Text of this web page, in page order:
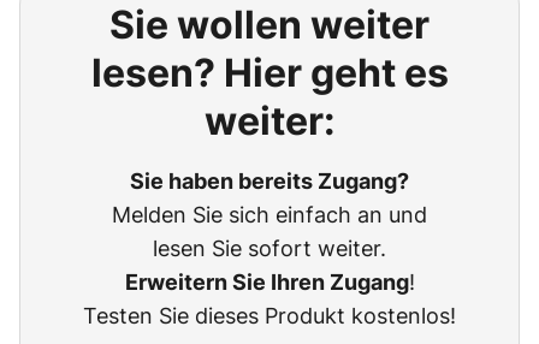
Sie wollen weiter
lesen? Hier geht es
weiter:
Sie haben bereits Zugang?
Melden Sie sich einfach an und
lesen Sie sofort weiter.
Erweitern Sie Ihren Zugang!
Testen Sie dieses Produkt kostenlos!